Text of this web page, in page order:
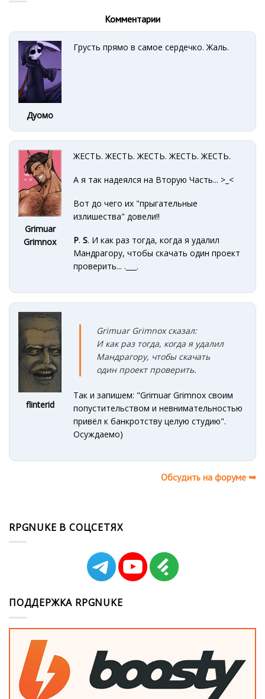
Комментарии
Дуомо
Грусть прямо в самое сердечко. Жаль.
Grimuar
Grimnox
ЖЕСТЬ. ЖЕСТЬ. ЖЕСТЬ. ЖЕСТЬ. ЖЕСТЬ.
А я так надеялся на Вторую Часть... >_<
Вот до чего их "прыгательные
излишества" довели!!
P.S. И как раз тогда, когда я удалил
Мандрагору, чтобы скачать один проект
проверить... .___.
flinterid
Grimuar Grimnox сказал:
И какраз тогда, когда я удалил
Мандрагору, чтобы скачать
один проект проверить.
Так и запишем: "Grimuar Grimnox своим
попустительством и невнимательностью
привёл к банкротству целую студию".
Осуждаемо)
Обсудить на форуме ➥
RPGNUKE В СОЦСЕТЯХ
ПОДДЕРЖКА RPGNUKE